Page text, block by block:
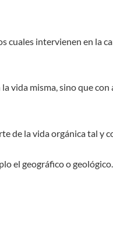
cuales intervienen en la
vida misma, sino que
de la vida orgánica tal y
el geográfico o geológico.